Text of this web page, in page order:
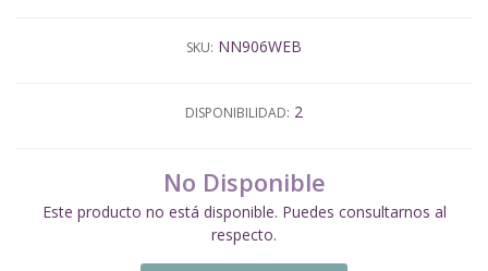
SKU: NN906WEB
DISPONIBILIDAD: 2
No Disponible
Este producto no está disponible. Puedes consultarnos al
respecto.